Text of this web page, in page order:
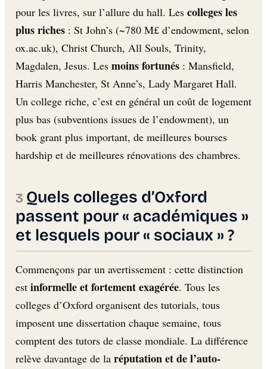
pour les livres, sur l’allure du hall. Les colleges les
plus riches : St John’s (~780 M£ d’endowment, selon
ox.ac.uk), Christ Church, All Souls, Trinity,
Magdalen, Jesus. Les moins fortunés : Mansfield,
Harris Manchester, St Anne’s, Lady Margaret Hall.
Un college riche, c’est en général un coût de logement
plus bas (subventions issues de l’endowment), un
book grant plus important, de meilleures bourses
hardship et de meilleures rénovations des chambres.
Quels colleges d’Oxford
passent pour « académiques »
et lesquels pour « sociaux » ?
Commençons par un avertissement : cette distinction
est informelle et fortement exagérée. Tous les
colleges d’Oxford organisent des tutorials, tous
imposent une dissertation chaque semaine, tous
comptent des tutors de classe mondiale. La différence
relève davantage de la réputation et de l’auto-